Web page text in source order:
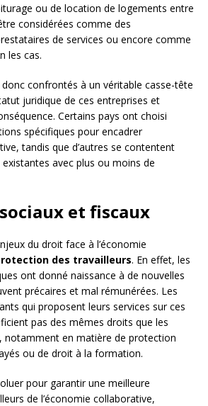
ou de location de logements entre
considérées comme des
de services ou encore comme
les cas.
confrontés à un véritable casse-tête
juridique de ces entreprises et
Certains pays ont choisi
spécifiques pour encadrer
tandis que d’autres se contentent
existantes avec plus ou moins de
et fiscaux
du droit face à l’économie
des travailleurs. En effet, les
ont donné naissance à de nouvelles
précaires et mal rémunérées. Les
qui proposent leurs services sur ces
pas des mêmes droits que les
notamment en matière de protection
ou de droit à la formation.
pour garantir une meilleure
de l’économie collaborative,